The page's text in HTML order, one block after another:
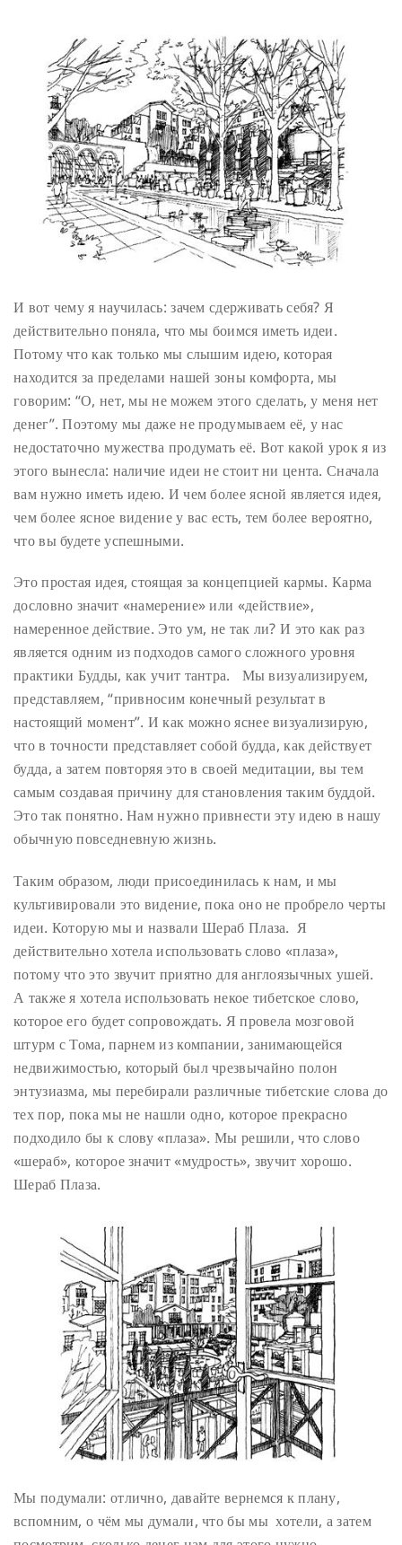
И вот чему я научилась: зачем сдерживать себя? Я
действительно поняла, что мы боимся иметь идеи.
Потому что как только мы слышим идею, которая
находится за пределами нашей зоны комфорта, мы
говорим: “О, нет, мы не можем этого сделать, у меня нет
денег”. Поэтому мы даже не продумываем её, у нас
недостаточно мужества продумать её. Вот какой урок я из
этого вынесла: наличие идеи не стоит ни цента. Сначала
вам нужно иметь идею. И чем более ясной является идея,
чем более ясное видение у вас есть, тем более вероятно,
что вы будете успешными.
Это простая идея, стоящая за концепцией кармы. Карма
дословно значит «намерение» или «действие»,
намеренное действие. Это ум, не так ли? И это как раз
является одним из подходов самого сложного уровня
практики Будды, как учит тантра. Мы визуализируем,
представляем, “привносим конечный результат в
настоящий момент”. И как можно яснее визуализирую,
что в точности представляет собой будда, как действует
будда, а затем повторяя это в своей медитации, вы тем
самым создавая причину для становления таким буддой.
Это так понятно. Нам нужно привнести эту идею в нашу
обычную повседневную жизнь.
Таким образом, люди присоединилась к нам, и мы
культивировали это видение, пока оно не пробрело черты
идеи. Которую мы и назвали Шераб Плаза. Я
действительно хотела использовать слово «плаза»,
потому что это звучит приятно для англоязычных ушей.
А также я хотела использовать некое тибетское слово,
которое его будет сопровождать. Я провела мозговой
штурм с Тома, парнем из компании, занимающейся
недвижимостью, который был чрезвычайно полон
энтузиазма, мы перебирали различные тибетские слова до
тех пор, пока мы не нашли одно, которое прекрасно
подходило бы к слову «плаза». Мы решили, что слово
«шераб», которое значит «мудрость», звучит хорошо.
Шераб Плаза.
Мы подумали: отлично, давайте вернемся к плану,
вспомним, о чём мы думали, что бы мы хотели, а затем